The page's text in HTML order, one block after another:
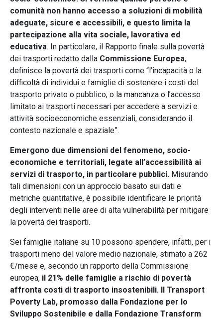
comunità non hanno accesso a soluzioni di mobilità
adeguate, sicure e accessibili, e questo limita la
partecipazione alla vita sociale, lavorativa ed
educativa. In particolare, il Rapporto finale sulla povertà
dei trasporti redatto dalla Commissione Europea,
definisce la povertà dei trasporti come “l’incapacità o la
difficoltà di individui e famiglie di sostenere i costi del
trasporto privato o pubblico, o la mancanza o l’accesso
limitato ai trasporti necessari per accedere a servizi e
attività socioeconomiche essenziali, considerando il
contesto nazionale e spaziale”.
Emergono due dimensioni del fenomeno, socio-
economiche e territoriali, legate all’accessibilità ai
servizi di trasporto, in particolare pubblici. Misurando
tali dimensioni con un approccio basato sui dati e
metriche quantitative, è possibile identificare le priorità
degli interventi nelle aree di alta vulnerabilità per mitigare
la povertà dei trasporti.
Sei famiglie italiane su 10 possono spendere, infatti, per i
trasporti meno del valore medio nazionale, stimato a 262
€/mese e, secondo un rapporto della Commissione
europea, il 21% delle famiglie a rischio di povertà
affronta costi di trasporto insostenibili. Il Transport
Poverty Lab, promosso dalla Fondazione per lo
Sviluppo Sostenibile e dalla Fondazione Transform